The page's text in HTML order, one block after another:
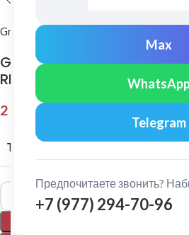
Max
Telegram
Предпочитаете звонить?
+7 (977) 294-70-96
Grand Line
Grand Line: Конек плоский
RR 32
2 152,00
ТОЛЩИНА МЕТАЛЛА
Alternative: